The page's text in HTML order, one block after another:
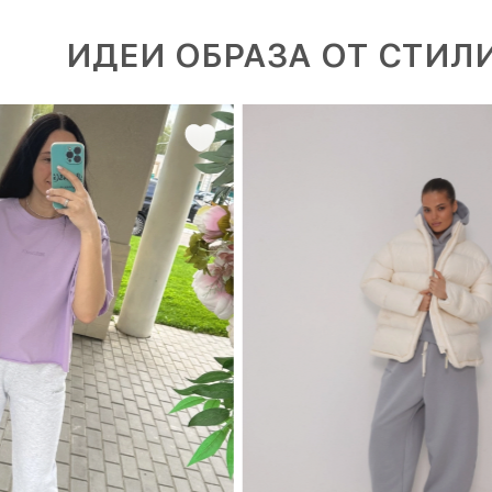
ИДЕИ ОБРАЗА ОТ